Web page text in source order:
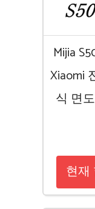
Mijia
Xiaomi
식 면
현재